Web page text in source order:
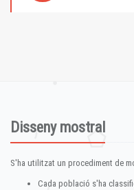
Disseny mostral
S'ha utilitzat un procediment de
Cada població s'ha